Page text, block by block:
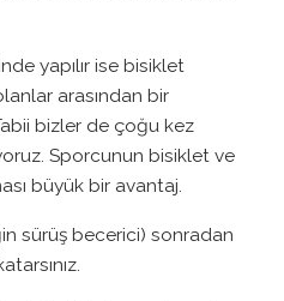
yapılır ise bisiklet
arasından bir
bizler de çoğu kez
Sporcunun bisiklet ve
büyük bir avantaj.
sürüş becerici) sonradan